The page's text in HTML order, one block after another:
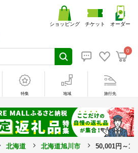
0
ショッピング チケット オーダー
特集 地域 旅行先
北海道 北海道旭川市 50,001円～